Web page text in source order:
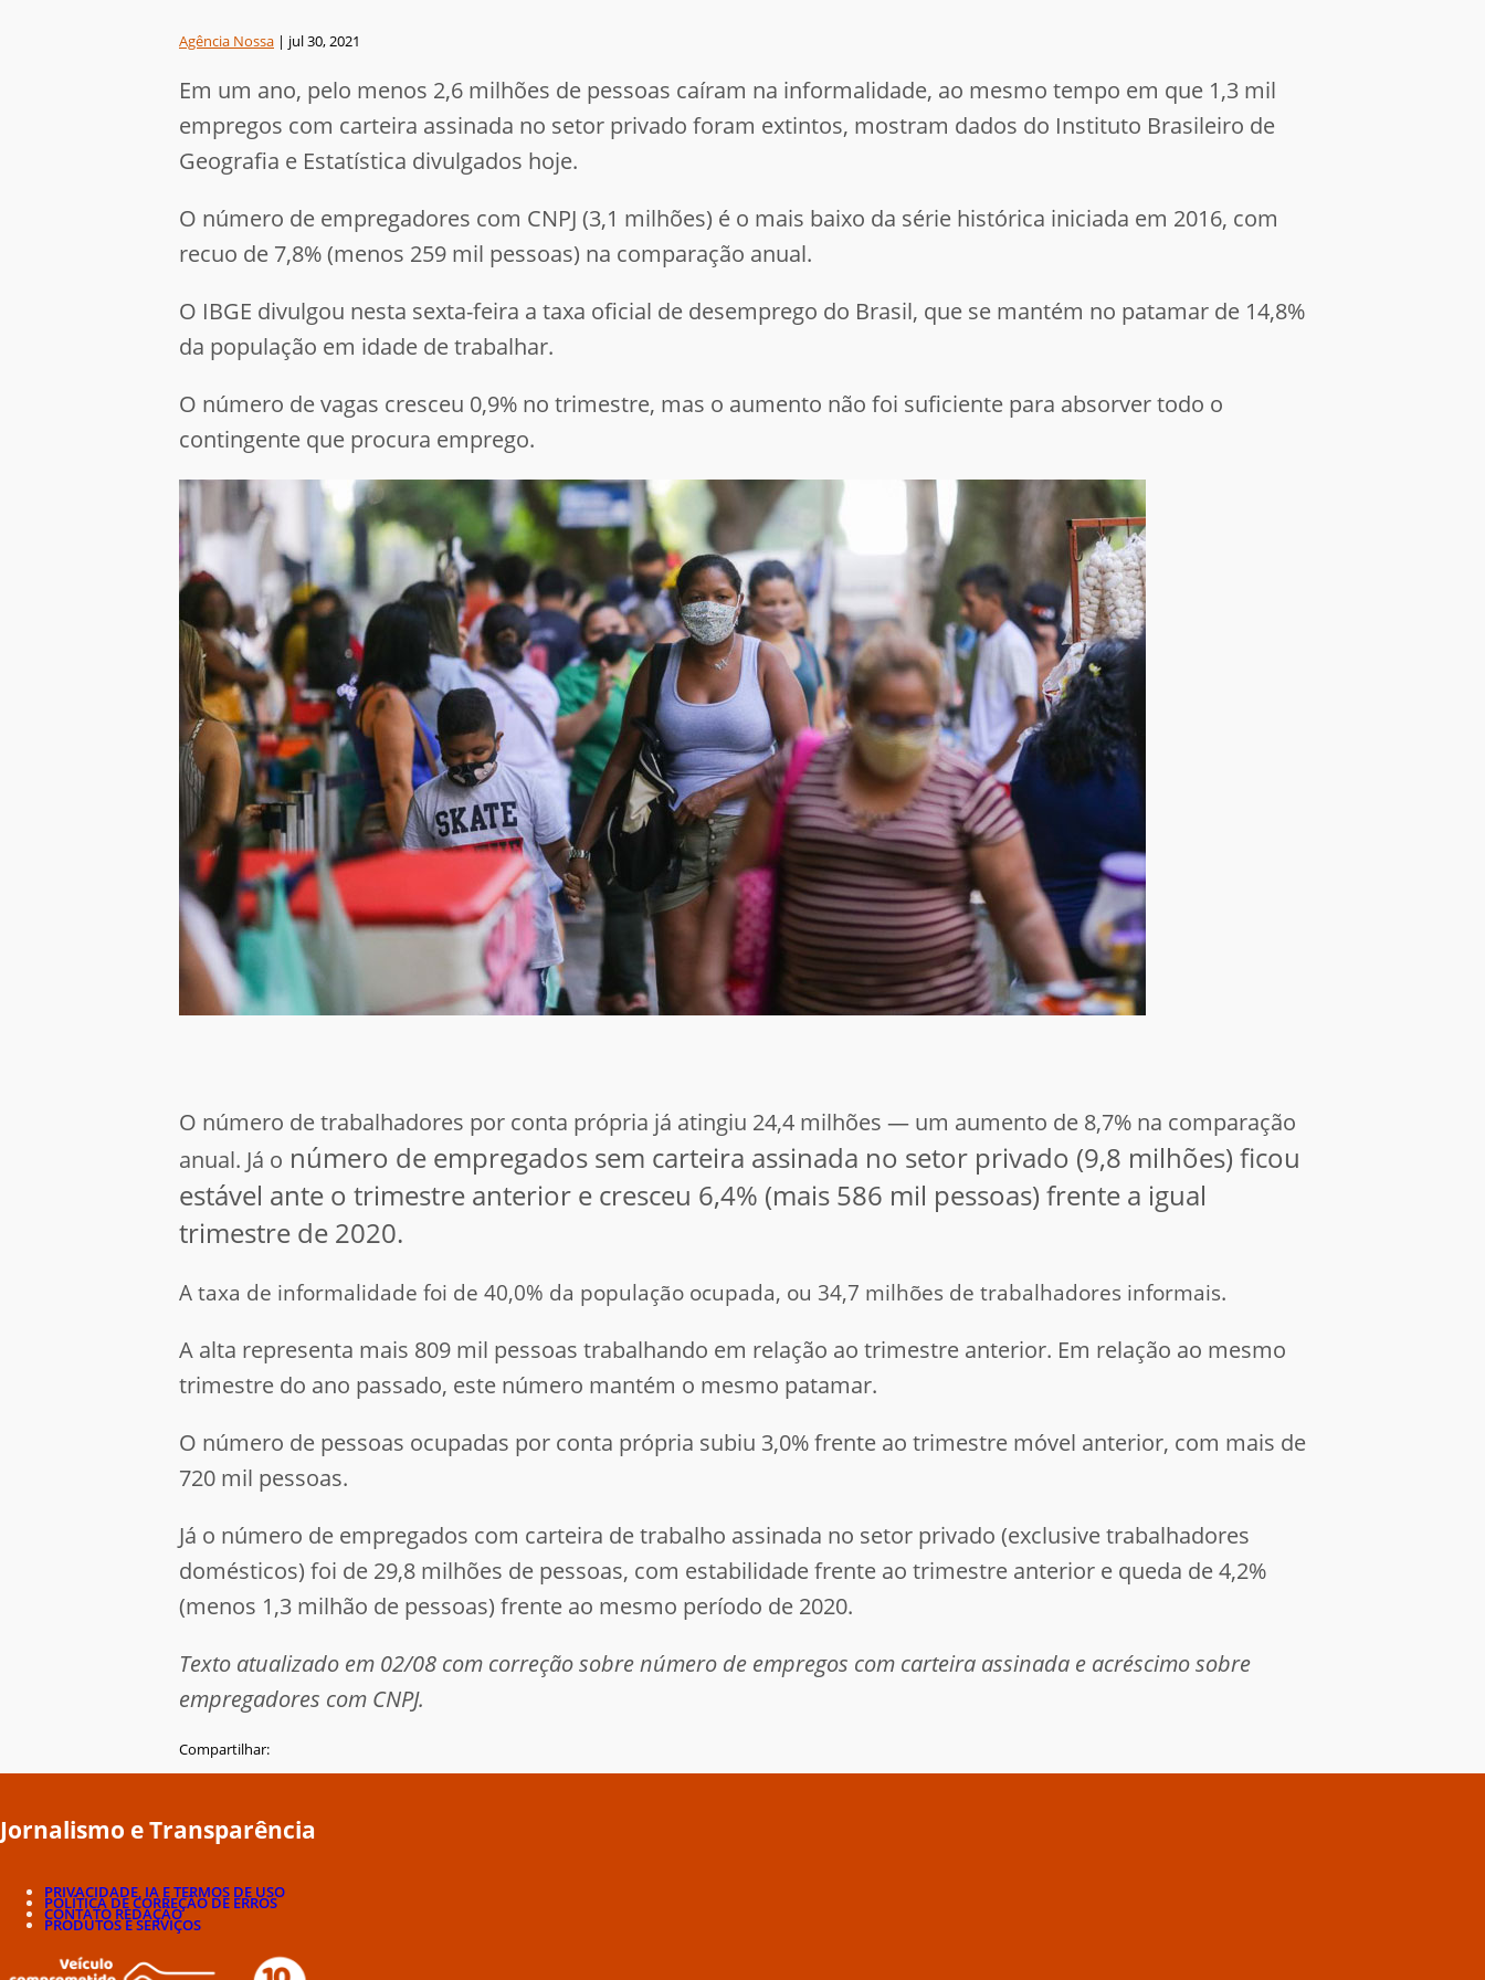
Agência Nossa | jul 30, 2021
Em um ano, pelo menos 2,6 milhões de pessoas caíram na informalidade, ao mesmo tempo em que 1,3 mil
empregos com carteira assinada no setor privado foram extintos, mostram dados do Instituto Brasileiro de
Geografia e Estatística divulgados hoje.
O número de empregadores com CNPJ (3,1 milhões) é o mais baixo da série histórica iniciada em 2016, com
recuo de 7,8% (menos 259 mil pessoas) na comparação anual.
O IBGE divulgou nesta sexta-feira a taxa oficial de desemprego do Brasil, que se mantém no patamar de 14,8%
da população em idade de trabalhar.
O número de vagas cresceu 0,9% no trimestre, mas o aumento não foi suficiente para absorver todo o
contingente que procura emprego.
O número de trabalhadores por conta própria já atingiu 24,4 milhões — um aumento de 8,7% na comparação
anual. Já o número de empregados sem carteira assinada no setor privado (9,8 milhões) ficou
estável ante o trimestre anterior e cresceu 6,4% (mais 586 mil pessoas) frente a igual
trimestre de 2020.
A taxa de informalidade foi de 40,0% da população ocupada, ou 34,7 milhões de trabalhadores informais.
A alta representa mais 809 mil pessoas trabalhando em relação ao trimestre anterior. Em relação ao mesmo
trimestre do ano passado, este número mantém o mesmo patamar.
O número de pessoas ocupadas por conta própria subiu 3,0% frente ao trimestre móvel anterior, com mais de
720 mil pessoas.
Já o número de empregados com carteira de trabalho assinada no setor privado (exclusive trabalhadores
domésticos) foi de 29,8 milhões de pessoas, com estabilidade frente ao trimestre anterior e queda de 4,2%
(menos 1,3 milhão de pessoas) frente ao mesmo período de 2020.
Texto atualizado em 02/08 com correção sobre número de empregos com carteira assinada e acréscimo sobre
empregadores com CNPJ.
Compartilhar:
Jornalismo e Transparência
PRIVACIDADE, IA E TERMOS DE USO
POLÍTICA DE CORREÇÃO DE ERROS
CONTATO REDAÇÃO
PRODUTOS E SERVIÇOS